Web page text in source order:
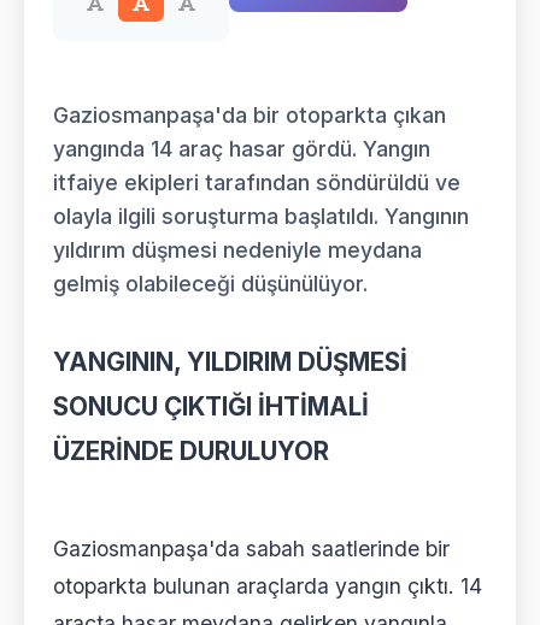
Gaziosmanpaşa'da bir otoparkta çıkan
yangında 14 araç hasar gördü. Yangın
itfaiye ekipleri tarafından söndürüldü ve
olayla ilgili soruşturma başlatıldı. Yangının
yıldırım düşmesi nedeniyle meydana
gelmiş olabileceği düşünülüyor.
YANGININ, YILDIRIM DÜŞMESİ
SONUCU ÇIKTIĞI İHTİMALİ
ÜZERİNDE DURULUYOR
Gaziosmanpaşa'da sabah saatlerinde bir
otoparkta bulunan araçlarda yangın çıktı. 14